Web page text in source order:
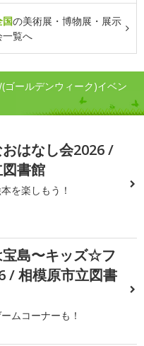
国の美術展・博物展・展示
一覧へ
ゴールデンウィーク)イベン
はなし会2026 /
書館
を楽しもう！
宝島〜キッズ☆フ
/ 相模原市立図書
ムコーナーも！